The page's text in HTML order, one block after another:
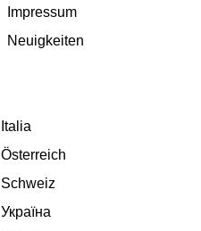
Impressum
Neuigkeiten
Italia
Österreich
Schweiz
Україна